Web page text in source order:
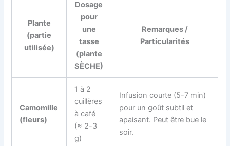
Plante
(partie
utilisée)
Dosage
pour
une
tasse
(plante
SÈCHE)
Remarques /
Particularités
Camomille
(fleurs)
1 à 2
cuillères
à café
(≈ 2-3
g)
Infusion courte (5-7 min)
pour un goût subtil et
apaisant. Peut être bue le
soir.